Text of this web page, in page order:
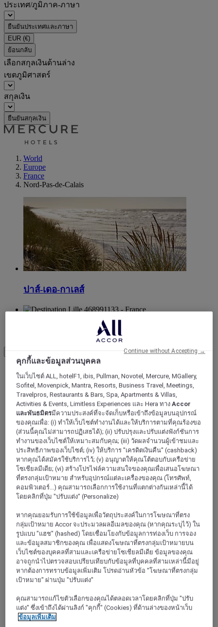
ประเทศ/ภูมิภาค-ภาษา
ยืนยันประเทศและภาษา
EUR (€)
ย้อนกลับ
เลือกสกุลเงินด้านล่าง
เขตภูมิศาสตร์
สกุลเงิน
ยืนยันสกุลเงิน
World
Europe
France
Nord-Pas-de-Calais
ปาส์-เดอ-กาเลส์
AMIENS, ฝรั่งเศส
Mercure Amiens Cathedrale Hotel
Located in the heart of Amiens, just 54 yards, 50 m from the
cathedral, which is a Unesco World Heritage Site, and 15
minutes walk from the train station, the Mercure Amiens hotel
is the perfect destination for business or leisure. The historic
Saint Le u district, the floating gardens and Jules Vernes
house are all just a stone throw from the hotel.
Rated 4,5 of 5
คุกกี้และข้อมูลส่วนบุคคล
ในเว็บไซต์ ALL, hotelF1, ibis, Pullman, Novotel, Mercure, MGallery,
Sofitel, Movenpick, Mantra, Resorts, Business Travel, Meetings,
Travelpros, Restaurants & Bars, Spa, Apartments & Villas,
Activities & Events, Limitless Experiences และ Hera ทางAccor
และพันธมิตรมีความประสงค์ที่จะจัดเก็บหรือเข้าถึงข้อมูลบนอุปกรณ์
ของคุณเพื่อ: (i) ทำให้เว็บไซต์ทำงานได้และให้บริการตามที่คุณร้องขอ
(ส่วนนี้คุณไม่สามารถปฏิเสธได้); (ii) ปรับปรุงและปรับแต่งฟังก์ชันการ
ทำงานของเว็บไซต์ให้เหมาะสมกับคุณ; (iii) วัดผลจำนวนผู้เข้าชมและ
ประสิทธิภาพของเว็บไซต์; (iv) ให้บริการ "เครดิตเงินคืน" (cashback)
หากคุณได้สมัครใช้บริการไว้; (v) อนุญาตให้คุณโต้ตอบกับเครือข่าย
โซเชียลมีเดีย; (vi) สร้างโปรไฟล์ความสนใจของคุณเพื่อเสนอโฆษณา
ที่ตรงกลุ่มเป้าหมาย สำหรับอุปกรณ์แต่ละเครื่องของคุณ (โทรศัพท์,
คอมพิวเตอร์...) คุณสามารถเลือกการใช้งานที่แตกต่างกันเหล่านี้ได้
โดยคลิกที่ปุ่ม "ปรับแต่ง" (Personalize)
หากคุณยอมรับการใช้ข้อมูลเพื่อวัตถุประสงค์ในการโฆษณาที่ตรง
กลุ่มเป้าหมาย Accor จะประมวลผลอีเมลของคุณ (หากคุณระบุไว้) ใน
รูปแบบ "แฮช" (hashed) โดยเชื่อมโยงกับข้อมูลการท่องเว็บ การจอง
และข้อมูลสมาชิกของคุณ เพื่อแสดงโฆษณาที่ตรงกลุ่มเป้าหมายบน
เว็บไซต์ของบุคคลที่สามและเครือข่ายโซเชียลมีเดีย ข้อมูลของคุณ
อาจถูกนำไปตรวจสอบเปรียบเทียบกับข้อมูลที่บุคคลที่สามเหล่านี้มีอยู่
หากต้องการทราบข้อมูลเพิ่มเติม โปรดอ่านหัวข้อ "โฆษณาที่ตรงกลุ่ม
เป้าหมาย" ผ่านปุ่ม "ปรับแต่ง"
คุณสามารถแก้ไขตัวเลือกของคุณได้ตลอดเวลาโดยคลิกที่ปุ่ม "ปรับ
แต่ง" ซึ่งเข้าถึงได้ผ่านลิงก์ "คุกกี้" (Cookies) ที่ด้านล่างของหน้าเว็บ
ข้อมูลเพิ่มเติม
Continue without Accepting →